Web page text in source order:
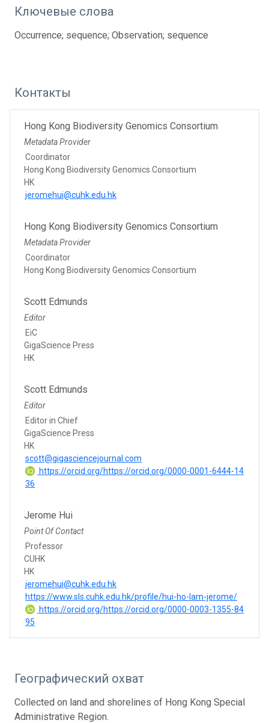
Ключевые слова
Occurrence; sequence; Observation; sequence
Контакты
Hong Kong Biodiversity Genomics Consortium
Metadata Provider
Coordinator
Hong Kong Biodiversity Genomics Consortium
HK
jeromehui@cuhk.edu.hk
Hong Kong Biodiversity Genomics Consortium
Metadata Provider
Coordinator
Hong Kong Biodiversity Genomics Consortium
Scott Edmunds
Editor
EiC
GigaScience Press
HK
Scott Edmunds
Editor
Editor in Chief
GigaScience Press
HK
scott@gigasciencejournal.com
https://orcid.org/https://orcid.org/0000-0001-6444-14
36
Jerome Hui
Point Of Contact
Professor
CUHK
HK
jeromehui@cuhk.edu.hk
https://www.sls.cuhk.edu.hk/profile/hui-ho-lam-jerome/
https://orcid.org/https://orcid.org/0000-0003-1355-84
95
Географический охват
Collected on land and shorelines of Hong Kong Special
Administrative Region.